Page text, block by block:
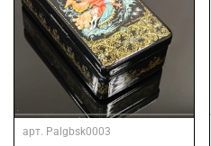
арт. Palgbsk0003